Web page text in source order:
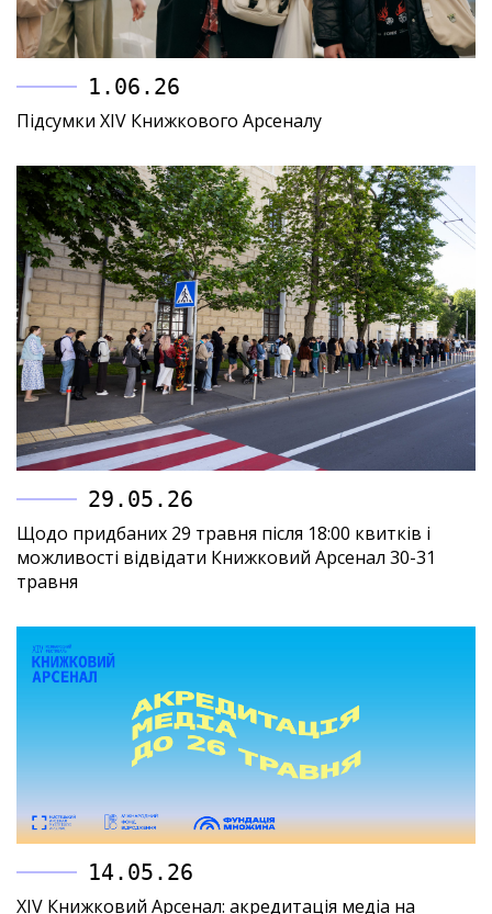
1.06.26
Підсумки XIV Книжкового Арсеналу
29.05.26
Щодо придбаних 29 травня після 18:00 квитків і
можливості відвідати Книжковий Арсенал 30-31
травня
14.05.26
XIV Книжковий Арсенал: акредитація медіа на